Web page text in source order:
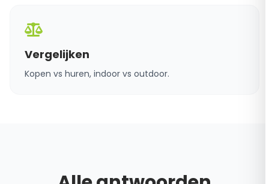
Vergelijken
Kopen vs huren, indoor vs outdoor.